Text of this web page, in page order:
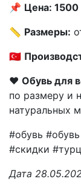
📌 Цена: 1500
📏 Размеры:
🇹🇷
❤️ Обувь для
по размеру и
натуральных
#обувь
#скидки
Дата